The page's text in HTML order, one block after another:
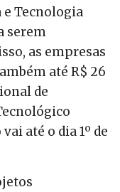
e Tecnologia
serem
as empresas
até R$ 26
de
até o dia 1º de